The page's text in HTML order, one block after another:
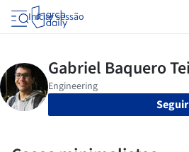
Iniciar sessão
Seguir